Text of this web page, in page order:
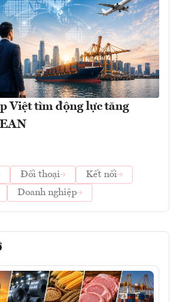
Việt tìm động lực tăng
Đối thoại
Kết nối
Doanh nghiệp